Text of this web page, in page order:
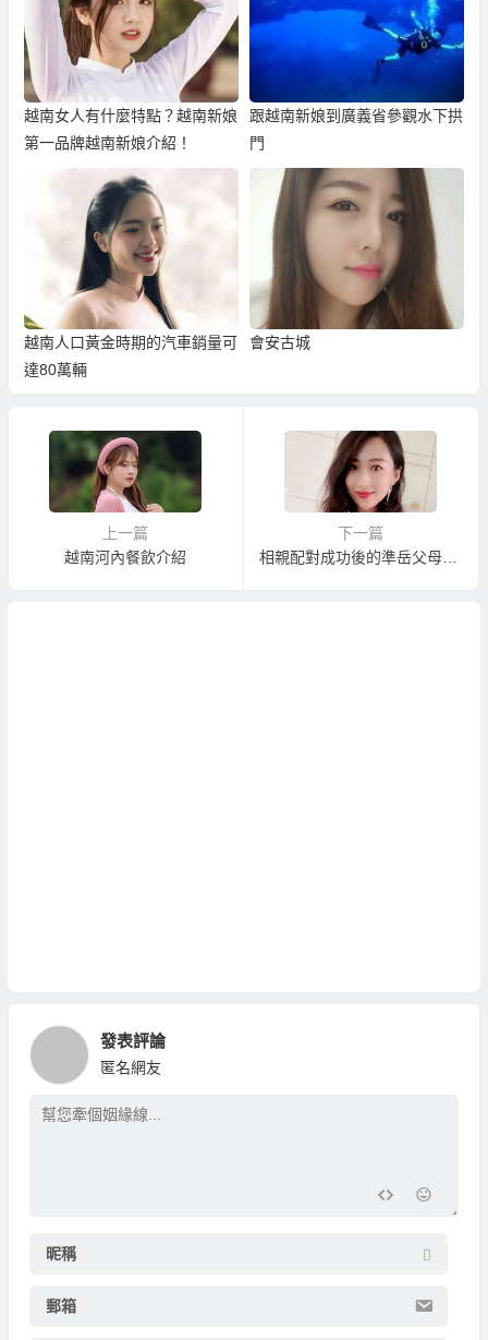
越南女人有什麼特點？越南新娘
第一品牌越南新娘介紹！
跟越南新娘到廣義省參觀水下拱
門
越南人口黃金時期的汽車銷量可
達80萬輛
會安古城
上一篇
越南河內餐飲介紹
下一篇
相親配對成功後的準岳父母關卡
發表評論
匿名網友
昵稱
郵箱